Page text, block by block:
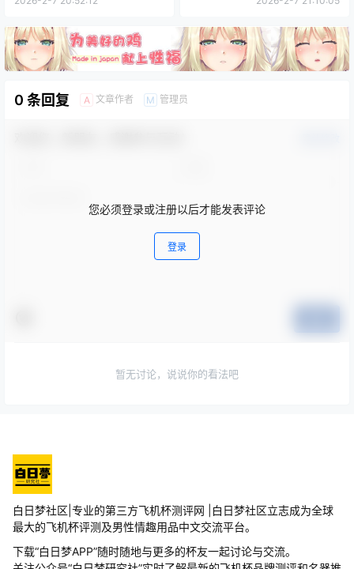
0 条回复 A 文章作者 M 管理员
您必须登录或注册以后才能发表评论
登录
暂无讨论，说说你的看法吧
白日梦社区|专业的第三方飞机杯测评网 |白日梦社区立志成为全球
最大的飞机杯评测及男性情趣用品中文交流平台。
下载“白日梦APP”随时随地与更多的杯友一起讨论与交流。